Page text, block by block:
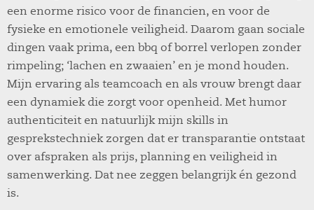
een enorme risico voor de financien, en voor de
fysieke en emotionele veiligheid. Daarom gaan sociale
dingen vaak prima, een bbq of borrel verlopen zonder
rimpeling; ‘lachen en zwaaien’ en je mond houden.
Mijn ervaring als teamcoach en als vrouw brengt daar
een dynamiek die zorgt voor openheid. Met humor
authenticiteit en natuurlijk mijn skills in
gesprekstechniek zorgen dat er transparantie ontstaat
over afspraken als prijs, planning en veiligheid in
samenwerking. Dat nee zeggen belangrijk én gezond
is.